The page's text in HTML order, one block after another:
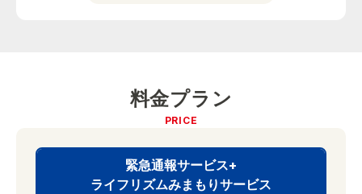
料金プラン
PRICE
緊急通報サービス+
ライフリズムみまもりサービス